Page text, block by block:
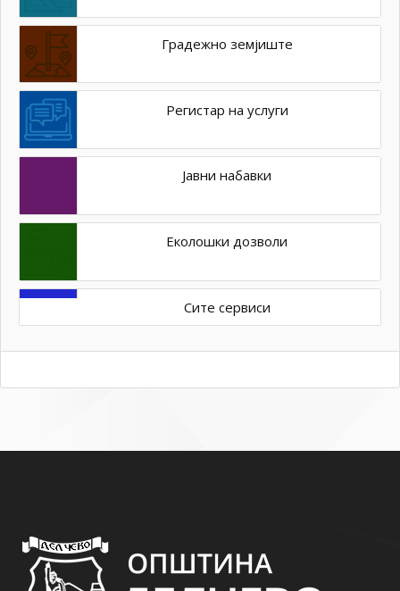
Градежно земјиште
Регистар на услуги
Јавни набавки
Еколошки дозволи
Сите сервиси